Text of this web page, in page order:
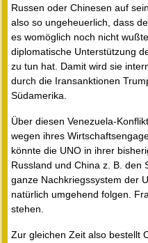
Russen oder Chinesen auf
also so ungeheuerlich, dass
es womöglich noch nicht
diplomatische Unterstützung
zu tun hat. Damit wird sie
durch die Iransanktionen
Südamerika.
Über diesen Venezuela-
wegen ihres
könnte die UNO in ihrer
Russland und China z. B. den
ganze Nachkriegssystem der
natürlich umgehend folgen.
stehen.
Zur gleichen Zeit also bestellt